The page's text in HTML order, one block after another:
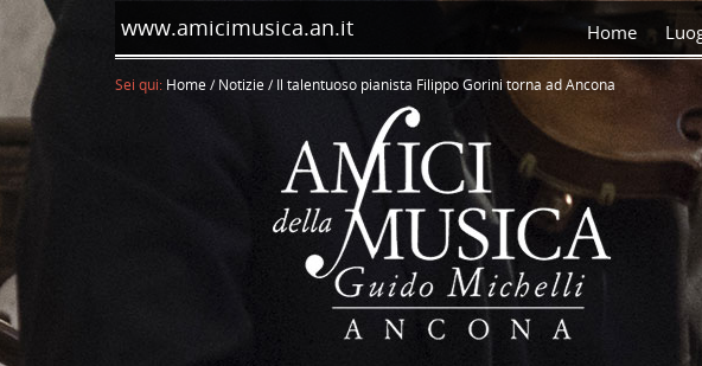
www.amicimusica.an.it Home
Sei qui: Home/Notizie /Il talentuoso pianista Filippo Gorini torna ad Ancona